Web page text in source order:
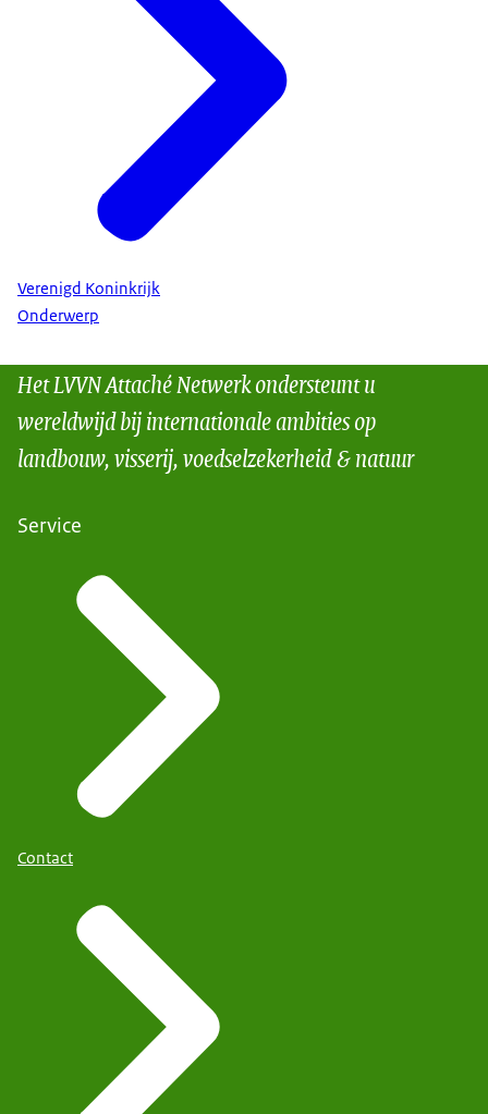
Verenigd Koninkrijk
Onderwerp
Het LVVN Attaché Netwerk ondersteunt u
wereldwijd bij internationale ambities op
landbouw, visserij, voedselzekerheid & natuur
Service
Contact